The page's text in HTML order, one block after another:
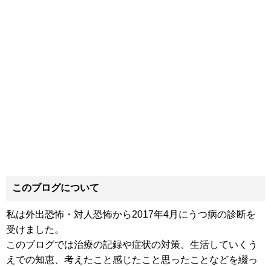
このブログについて
私は外出恐怖・対人恐怖から2017年4月にうつ病の診断を
受けました。
このブログでは治療の記録や症状の対策、生活していくう
えでの知恵、考えたこと感じたこと思ったことなどを綴っ